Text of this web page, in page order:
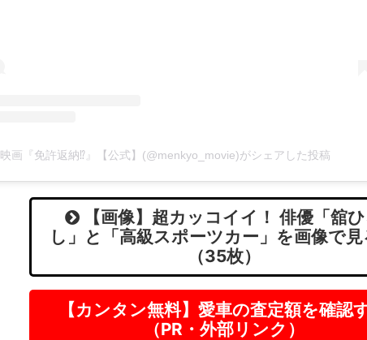
映画『免許返納⁉︎』【公式】(@menkyo_movie)がシェアした投稿
【画像】超カッコイイ！ 俳優「舘
し」と「高級スポーツカー」を画像で見
（35枚）
【カンタン無料】愛車の査定額を確認
（PR・外部リンク）